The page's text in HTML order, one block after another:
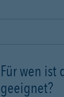
Für wen ist
geeignet?